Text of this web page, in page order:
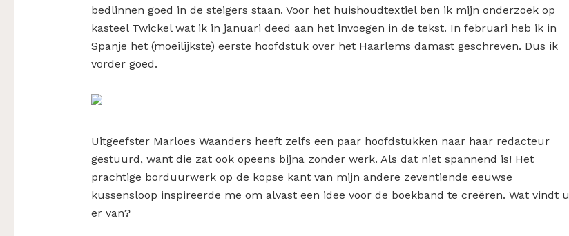
bedlinnen goed in de steigers staan. Voor het huishoudtextiel ben ik mijn onderzoek op
kasteel Twickel wat ik in januari deed aan het invoegen in de tekst. In februari heb ik in
Spanje het (moeilijkste) eerste hoofdstuk over het Haarlems damast geschreven. Dus ik
vorder goed.
Uitgeefster Marloes Waanders heeft zelfs een paar hoofdstukken naar haar redacteur
gestuurd, want die zat ook opeens bijna zonder werk. Als dat niet spannend is! Het
prachtige borduurwerk op de kopse kant van mijn andere zeventiende eeuwse
kussensloop inspireerde me om alvast een idee voor de boekband te creëren. Wat vindt u
er van?